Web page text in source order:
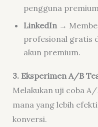
pengguna
LinkedIn→
profesional gratis
akun premium.
3. Eksperimen A/B
Melakukan uji coba
mana yang lebih
konversi.